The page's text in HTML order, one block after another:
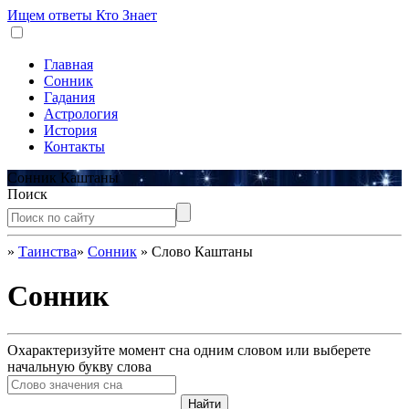
Ищем ответы Кто Знает
Главная
Сонник
Гадания
Астрология
История
Контакты
Сонник Каштаны
Поиск
» Таинства» Сонник » Слово Каштаны
Сонник
Охарактеризуйте момент сна одним словом или выберете
начальную букву слова